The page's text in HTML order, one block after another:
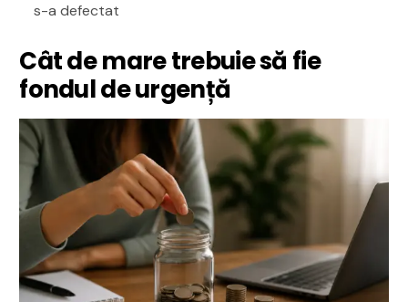
s-a defectat
Cât de mare trebuie să fie
fondul de urgență